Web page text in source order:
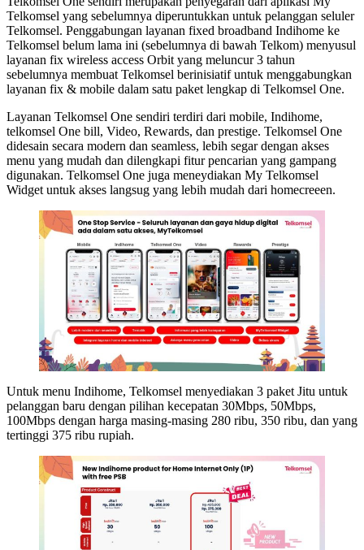
Telkomsel yang sebelumnya diperuntukkan untuk pelanggan seluler
Telkomsel. Penggabungan layanan fixed broadband Indihome ke
Telkomsel belum lama ini (sebelumnya di bawah Telkom) menyusul
layanan fix wireless access Orbit yang meluncur 3 tahun
sebelumnya membuat Telkomsel berinisiatif untuk menggabungkan
layanan fix & mobile dalam satu paket lengkap di Telkomsel One.
Layanan Telkomsel One sendiri terdiri dari mobile, Indihome,
telkomsel One bill, Video, Rewards, dan prestige. Telkomsel One
didesain secara modern dan seamless, lebih segar dengan akses
menu yang mudah dan dilengkapi fitur pencarian yang gampang
digunakan. Telkomsel One juga meneydiakan My Telkomsel
Widget untuk akses langsug yang lebih mudah dari homecreeen.
Untuk menu Indihome, Telkomsel menyediakan 3 paket Jitu untuk
pelanggan baru dengan pilihan kecepatan 30Mbps, 50Mbps,
100Mbps dengan harga masing-masing 280 ribu, 350 ribu, dan yang
tertinggi 375 ribu rupiah.